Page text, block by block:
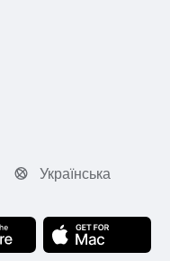
Українська